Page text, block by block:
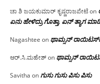
ಚಾ ಶಿ ಜಯಕುಮಾರ್ ಕೃಷ್ಣರಾಜಪೇಟೆon
ಏನು ಹೇಳಿದ್ರು ಗೊತ್ತಾ, ಏನ್ ತ್ಯಾಗ
Nagashtee on ಥಾಮ್ಸನ್ ರಾಯಿಟರ್ಸ್
ಆರ್.ಸಿ.ಮಹೇಶ್on ಥಾಮ್ಸನ್
Savitha onಗುಸು ಗುಸು ಪಿಸು ಪಿಸು